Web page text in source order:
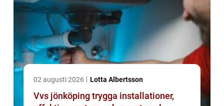
02 augusti 2026 Lotta Albertsson
Vvs jönköping trygga installationer,